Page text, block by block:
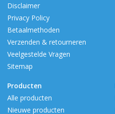
Disclaimer
Privacy Policy
Betaalmethoden
Verzenden & retourneren
Veelgestelde Vragen
Sitemap
Producten
Alle producten
Nieuwe producten